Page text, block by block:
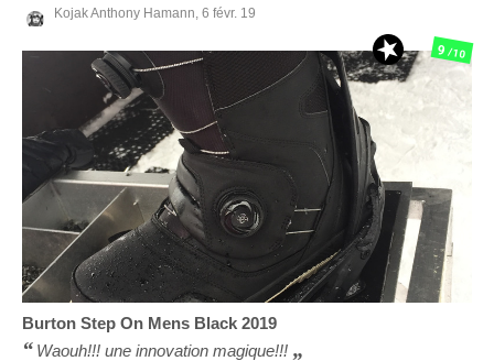
Kojak Anthony Hamann, 6 févr. 19
Burton Step On Mens Black 2019
Waouh!!! une innovation magique!!!
9/10